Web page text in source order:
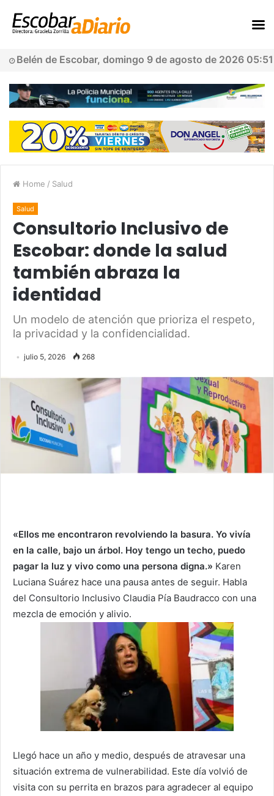
Belén de Escobar, domingo 9 de agosto de 2026 05:51
Home / Salud
Salud
Consultorio Inclusivo de
Escobar: donde la salud
también abraza la
identidad
Un modelo de atención que prioriza el respeto,
la privacidad y la confidencialidad.
julio 5, 2026 268
«Ellos me encontraron revolviendo la basura. Yo vivía
en la calle, bajo un árbol. Hoy tengo un techo, puedo
pagar la luz y vivo como una persona digna.» Karen
Luciana Suárez hace una pausa antes de seguir. Habla
del Consultorio Inclusivo Claudia Pía Baudracco con una
mezcla de emoción y alivio.
Llegó hace un año y medio, después de atravesar una
situación extrema de vulnerabilidad. Este día volvió de
visita con su perrita en brazos para agradecer al equipo